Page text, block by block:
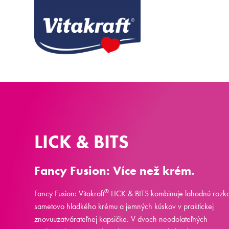
LICK & BITS
Fancy Fusion: Více než krém.
Fancy Fusion: Vitakraft® LICK & BITS kombinuje lahodnú
sametovo hladkého krému a jemných kúskov v praktickej
znovuuzatvárateľnej kapsičke. V dvoch neodolateľných